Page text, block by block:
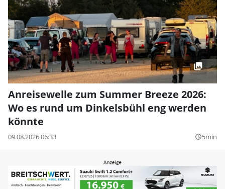
Anreisewelle zum Summer Breeze 2026:
Wo es rund um Dinkelsbühl eng werden
könnte
09.08.2026 06:33 query_builder5min